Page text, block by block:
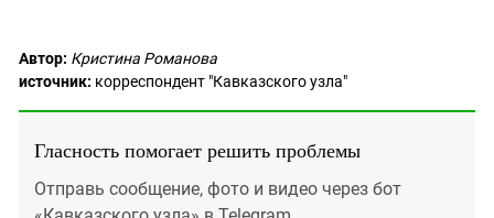
Автор: Кристина Романова
источник: корреспондент "Кавказского узла"
Гласность помогает решить проблемы
Отправь сообщение, фото и видео через бот